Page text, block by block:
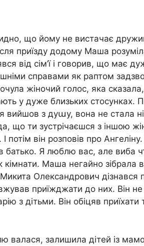
що йому не вистачає
приїзду додому Маша
від сім’ї і говорив, що має
справами як раптом
жіночий голос, яка
у дуже близьких стосунках.
вийшов з дуաу, вона не стала
що ти зустрічаєшся з іншою
потім він розповів про
батько. Я люблю вас, але виба
кімнати. Маша негайно зібрала
Микита Олександрович
приїжджати до них. Він не
з дітьми. Він обіцяв
залишила дітей із